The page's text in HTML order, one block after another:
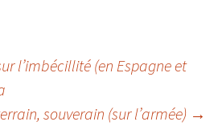
l’imbécillité (en Espagne et
souverain (sur l’armée) →